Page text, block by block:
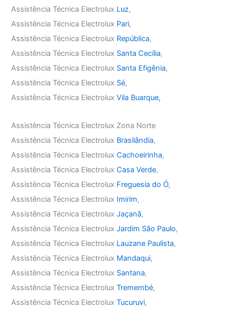
Assistência Técnica Electrolux Luz,
Assistência Técnica Electrolux Pari,
Assistência Técnica Electrolux República,
Assistência Técnica Electrolux Santa Cecília,
Assistência Técnica Electrolux Santa Efigênia,
Assistência Técnica Electrolux Sé,
Assistência Técnica ElectroluxVila Buarque,
Assistência Técnica Electrolux Zona Norte
Assistência Técnica Electrolux Brasilândia,
Assistência Técnica ElectroluxCachoeirinha,
Assistência Técnica ElectroluxCasa Verde,
Assistência Técnica Electrolux Freguesia do Ó,
Assistência Técnica Electrolux Imirim,
Assistência Técnica ElectroluxJaçanã,
Assistência Técnica ElectroluxJardim São Paulo,
Assistência Técnica Electrolux Lauzane Paulista,
Assistência Técnica Electrolux Mandaqui,
Assistência Técnica Electrolux Santana,
Assistência Técnica ElectroluxTremembé,
Assistência Técnica ElectroluxTucuruvi,